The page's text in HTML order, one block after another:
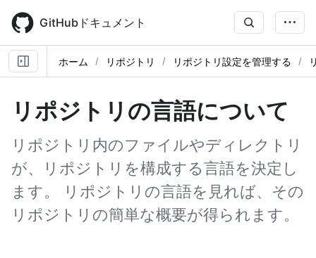
main
content
GitHubドキュメント
ホーム リポジトリ リポジトリ設定を管理する
リポジトリの言語について
リポジトリ内のファイルやディレクトリ
が、リポジトリを構成する言語を決定し
ます。 リポジトリの言語を見れば、その
リポジトリの簡単な概要が得られます。